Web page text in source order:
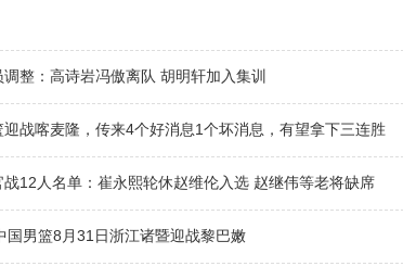
整：高诗岩冯傲离队 胡明轩加入集训
战喀麦隆，传来4个好消息1个坏消息，有望拿下三连胜
12人名单：崔永熙轮休赵维伦入选 赵继伟等老将缺席
国男篮8月31日浙江诸暨迎战黎巴嫩